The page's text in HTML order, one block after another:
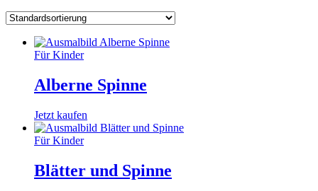
Für Kinder
Alberne Spinne
Jetzt kaufen
Für Kinder
Blätter und Spinne